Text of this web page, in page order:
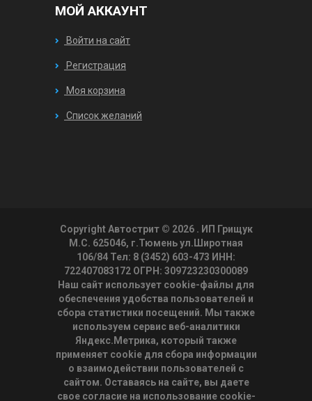
МОЙ АККАУНТ
Войти на сайт
Регистрация
Моя корзина
Список желаний
Copyright Автострит © 2026 . ИП Грищук
М.С. 625046, г.Тюмень ул.Широтная
106/84 Тел: 8 (3452) 603-473 ИНН:
722407083172 ОГРН: 309723230300089
Наш сайт использует cookie-файлы для
обеспечения удобства пользователей и
сбора статистики посещений. Мы также
используем сервис веб-аналитики
Яндекс.Метрика, который также
применяет cookie для сбора информации
о взаимодействии пользователей с
сайтом. Оставаясь на сайте, вы даете
свое согласие на использование cookie-